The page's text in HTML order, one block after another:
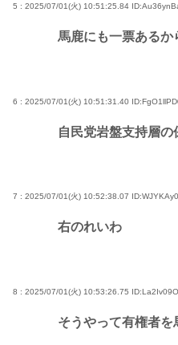
5 : 2025/07/01(火) 10:51:25.84
馬鹿にも一票あるか
6 : 2025/07/01(火) 10:51:31.40
自民党岩盤支持層の
7 : 2025/07/01(火) 10:52:38.07
右のれいわ
8 : 2025/07/01(火) 10:53:26.75
そうやって有権者を